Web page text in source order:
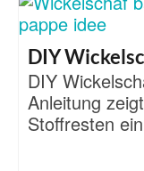
DIY
DIY
Anleitung
Stoffresten